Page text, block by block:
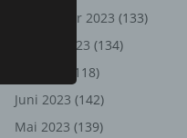
September 2023 (133)
August 2023 (134)
(118)
Juni 2023 (142)
Mai 2023 (139)
Person